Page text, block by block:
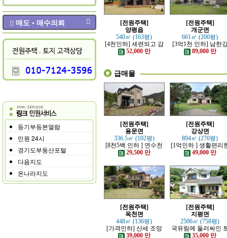
매도 • 매수의뢰
등기부등본열람
민원 24시
경기도부동산포털
다음지도
온나라지도
[전원주택]
양평읍
540㎡ (163평)
[4천인하] 세련되고 감
각적인 모던한 전원주
52,000 만
[전원주택]
개군면
661㎡ (200평)
[3억1천 인하] 남한
조망 좋은 모던한 고
전원주택
89,000 만
급매물
[전원주택]
용문면
336.5㎡ (102평)
[8천5백 인하 ] 연수천
가까운 튼튼하게 잘지
은 전원주택
29,500 만
[전원주택]
강상면
894㎡ (270평)
[1억인하 ] 생활편리
정남향의 관리 잘된
49,000 만
[전원주택]
옥천면
448㎡ (136평)
[가격인하] 산세 조망
좋은 남향 전원주택
39,000 만
[전원주택]
지평면
2506㎡ (758평)
국유림에 둘러싸인
지 넓은 전원주택
35,000 만